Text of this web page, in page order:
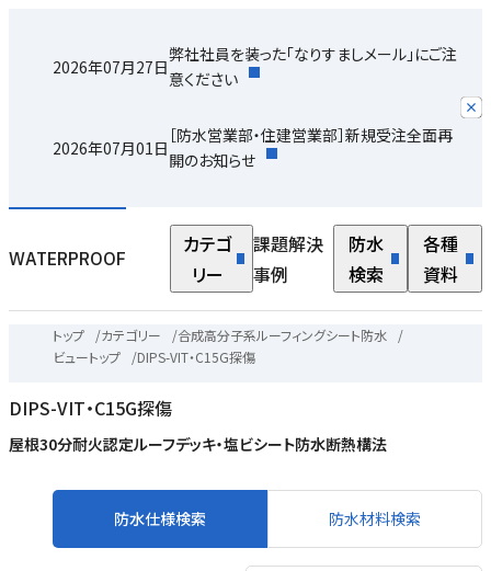
2026年07月27日
弊社社員を装った「なりすましメール」にご注
意ください
2026年07月01日
［防水営業部・住建営業部］新規受注全面再
開のお知らせ
WATERPROOF
カテゴ
リー
課題解決
事例
防水
検索
各種
資料
トップ /カテゴリー /合成高分子系ルーフィングシート防水
/
ビュートップ
/DIPS-VIT・C15G探傷
DIPS-VIT・C15G探傷
屋根30分耐火認定ルーフデッキ・塩ビシート防水断熱構法
防水仕様検索 防水材料検索